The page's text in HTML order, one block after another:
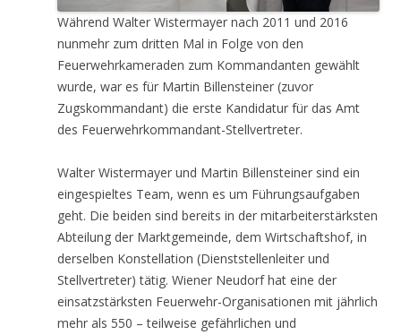
Während Walter Wistermayer nach 2011 und 2016
nunmehr zum dritten Mal in Folge von den
Feuerwehrkameraden zum Kommandanten gewählt
wurde, war es für Martin Billensteiner (zuvor
Zugskommandant) die erste Kandidatur für das Amt
des Feuerwehrkommandant-Stellvertreter.
Walter Wistermayer und Martin Billensteiner sind ein
eingespieltes Team, wenn es um Führungsaufgaben
geht. Die beiden sind bereits in der mitarbeiterstärksten
Abteilung der Marktgemeinde, dem Wirtschaftshof, in
derselben Konstellation (Dienststellenleiter und
Stellvertreter) tätig. Wiener Neudorf hat eine der
einsatzstärksten Feuerwehr-Organisationen mit jährlich
mehr als 550 – teilweise gefährlichen und